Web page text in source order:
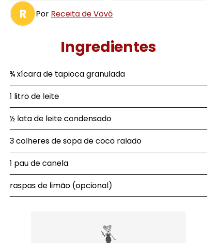
R Por Receita de Vovó
Ingredientes
¾ xícara de tapioca granulada
1 litro de leite
½ lata de leite condensado
3 colheres de sopa de coco ralado
1 pau de canela
raspas de limão (opcional)